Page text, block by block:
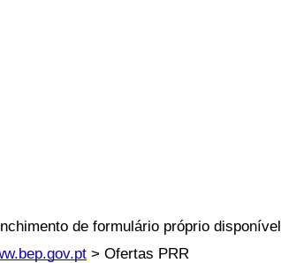
de formulário próprio disponível
> Ofertas PRR